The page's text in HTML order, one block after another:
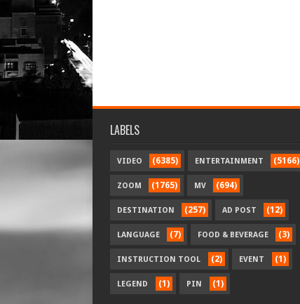
LABELS
VIDEO (6385) ENTERTAINMENT (5166)
ZOOM (1765) MV (694)
DESTINATION (257) AD POST (12)
LANGUAGE (7) FOOD & BEVERAGE (3)
INSTRUCTION TOOL (2) EVENT (1)
LEGEND (1) PIN (1)